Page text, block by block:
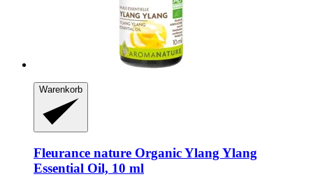
Warenkorb
Fleurance nature Organic Ylang Ylang
Essential Oil, 10 ml